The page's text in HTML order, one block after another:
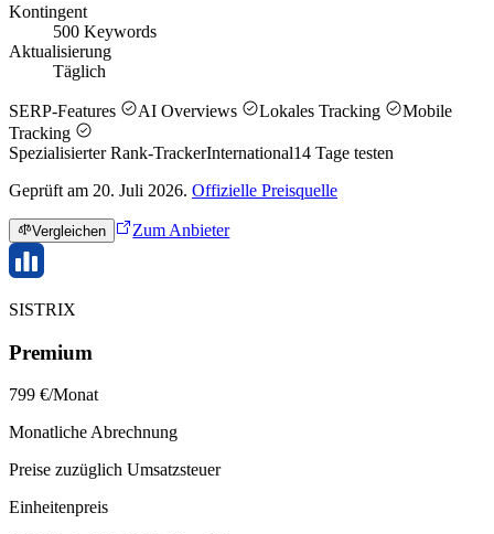
Kontingent
500 Keywords
Aktualisierung
Täglich
SERP-Features AI Overviews Lokales Tracking
Mobile
Tracking
Spezialisierter Rank-TrackerInternational14 Tage testen
Geprüft am 20. Juli 2026. Offizielle Preisquelle
Vergleichen Zum Anbieter
SISTRIX
Premium
799 €/Monat
Monatliche Abrechnung
Preise zuzüglich Umsatzsteuer
Einheitenpreis